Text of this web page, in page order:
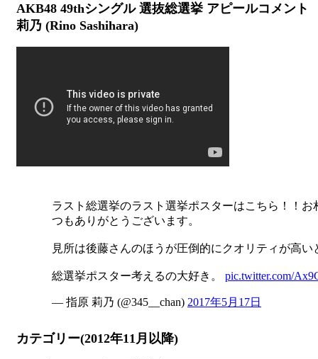
AKB48 49thシングル 選抜総選挙 アピールコメン
莉乃 (Rino Sashihara)
ラスト総選挙のラスト選挙ポスターはこちら！！
つもありがとうございます。
見所は後藤さんのほうが圧倒的にクオリティが高い
総選挙ポスター考えるの大好き。 pic.twitter.com/
— 指原 莉乃 (@345__chan) 2017年5月17日
カテゴリー(2012年11月以降)